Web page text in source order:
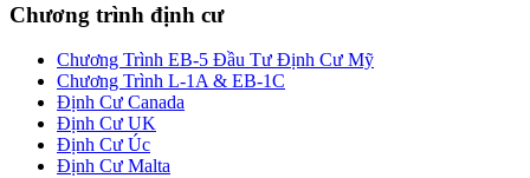
Chương trình định cư
Chương Trình EB-5 Đầu Tư Định Cư Mỹ
Chương Trình L-1A & EB-1C
Định Cư Canada
Định Cư UK
Định Cư Úc
Định Cư Malta